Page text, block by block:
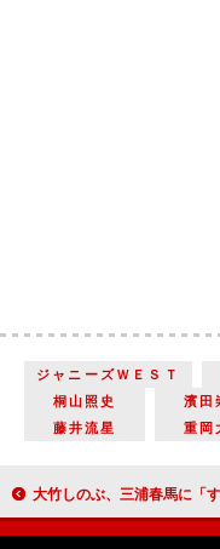
ジャニーズＷＥＳＴ
桐山照史
濱田
藤井流星
重岡
大竹しのぶ、三浦春馬に「すぐついていく」 充実の舞台稽古振り返り